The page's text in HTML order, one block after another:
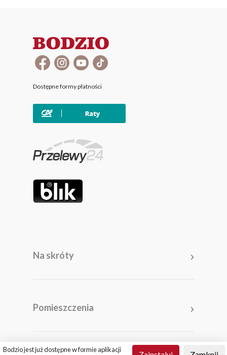
Dostępne formy płatności
Na skróty
Pomieszczenia
Salony
Pomieszczenia
Bodzio jest już dostępne w formie aplikacji